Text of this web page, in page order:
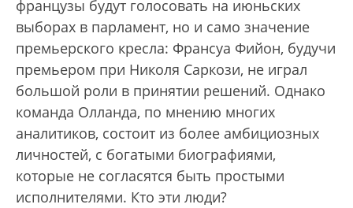
французы будут голосовать на июньских
выборах в парламент, но и само значение
премьерского кресла: Франсуа Фийон, будучи
премьером при Николя Саркози, не играл
большой роли в принятии решений. Однако
команда Олланда, по мнению многих
аналитиков, состоит из более амбициозных
личностей, с богатыми биографиями,
которые не согласятся быть простыми
исполнителями. Кто эти люди?